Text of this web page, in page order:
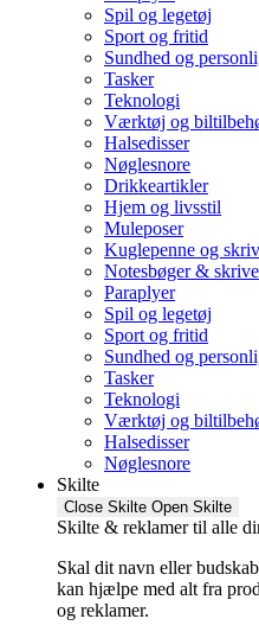
Spil og legetøj
Sport og fritid
Sundhed og
Tasker
Teknologi
Værktøj og
Halsedisser
Nøglesnore
Drikkeartikler
Hjem og livsstil
Muleposer
Kuglepenne og
Notesbøger &
Paraplyer
Spil og legetøj
Sport og fritid
Sundhed og
Tasker
Teknologi
Værktøj og
Halsedisser
Nøglesnore
Skilte
Close Skilte Open Skilte
Skilte & reklamer til alle
Skal dit navn eller
kan hjælpe med alt fra
og reklamer.